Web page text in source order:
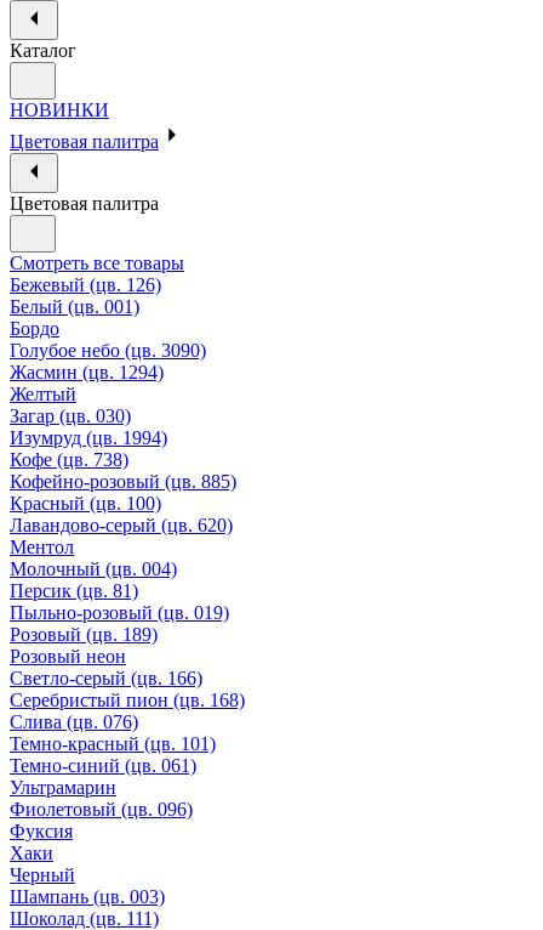
Каталог
НОВИНКИ
Цветовая палитра
Цветовая палитра
Смотреть все товары
Бежевый (цв. 126)
Белый (цв. 001)
Бордо
Голубое небо (цв. 3090)
Жасмин (цв. 1294)
Желтый
Загар (цв. 030)
Изумруд (цв. 1994)
Кофе (цв. 738)
Кофейно-розовый (цв. 885)
Красный (цв. 100)
Лавандово-серый (цв. 620)
Ментол
Молочный (цв. 004)
Персик (цв. 81)
Пыльно-розовый (цв. 019)
Розовый (цв. 189)
Розовый неон
Светло-серый (цв. 166)
Серебристый пион (цв. 168)
Слива (цв. 076)
Темно-красный (цв. 101)
Темно-синий (цв. 061)
Ультрамарин
Фиолетовый (цв. 096)
Фуксия
Хаки
Черный
Шампань (цв. 003)
Шоколад (цв. 111)